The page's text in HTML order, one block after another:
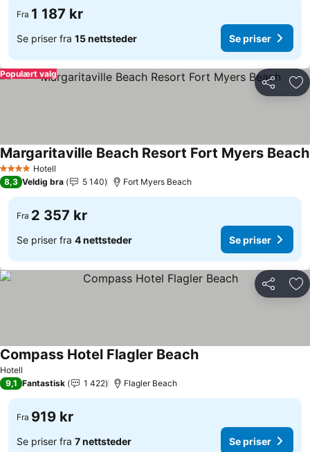
Fra 1 187 kr
Se priser fra 15 nettsteder Se priser
Del
Populært valg
4 StjernerHotell
Margaritaville Beach Resort Fort Myers Beach
8,3 Veldig bra 5 140 Fort Myers Beach
Fra 2 357 kr
Se priser fra 4 nettsteder Se priser
Del
Hotell
Compass Hotel Flagler BeachSe priser
9,1 Fantastisk 1 422 Flagler Beach
Fra 919 kr
Se priser fra 7 nettsteder Se priser